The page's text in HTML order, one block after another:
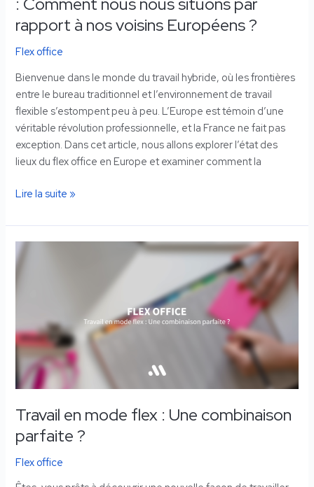
rapport à nos voisins Européens ?
Flex office
Bienvenue dans le monde du travail hybride, où les frontières
entre le bureau traditionnel et l’environnement de travail
flexible s’estompent peu à peu. L’Europe est témoin d’une
véritable révolution professionnelle, et la France ne fait pas
exception. Dans cet article, nous allons explorer l’état des
lieux du flex office en Europe et examiner comment la
par
rapport
Lire la suite »
Travail en mode flex : Une combinaison
parfaite ?
Flex office
Travail
en
Une
combinaison
parfaite
?